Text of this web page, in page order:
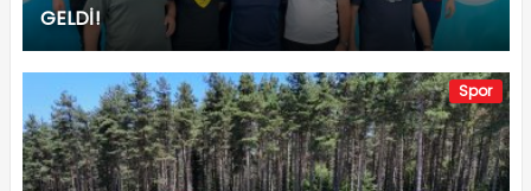
GELDİ!
Spor